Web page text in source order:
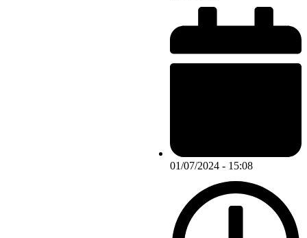
01/07/2024 - 15:08